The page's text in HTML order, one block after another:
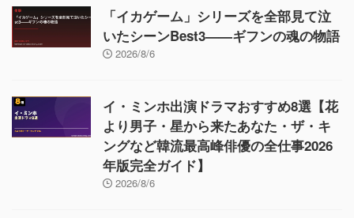
「イカゲーム」シリーズを全部見て泣
いたシーンBest3——ギフンの魂の物語
2026/8/6
イ・ミンホ出演ドラマおすすめ8選【花
より男子・星から来たあなた・ザ・キ
ングなど韓流最高峰俳優の全仕事2026
年版完全ガイド】
2026/8/6